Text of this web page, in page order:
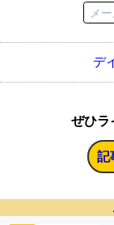
デ
ぜひラ
記